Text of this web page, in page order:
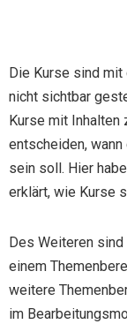
Die Kurse sind
nicht sichtbar
Kurse mit Inhalten
entscheiden,
sein soll. Hier
erklärt, wie Kurse
Des Weiteren
einem
weitere
im